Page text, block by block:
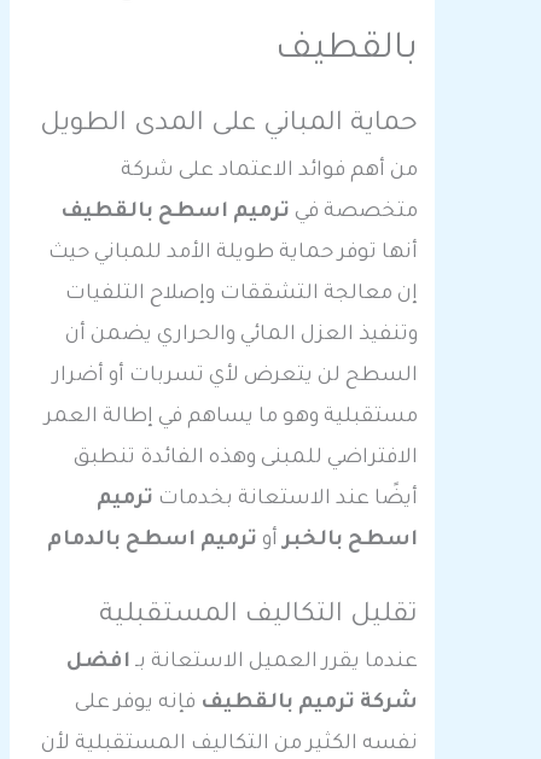
بالقطيف
حماية المباني على المدى الطويل
من أهم فوائد الاعتماد على شركة
متخصصة فيترميم اسطح بالقطيف
أنها توفر حماية طويلة الأمد للمباني حيث
إن معالجة التشققات وإصلاح التلفيات
وتنفيذ العزل المائي والحراري يضمن أن
السطح لن يتعرض لأي تسربات أو أضرار
مستقبلية وهو ما يساهم في إطالة العمر
الافتراضي للمبنى وهذه الفائدة تنطبق
أيضًا عند الاستعانة بخدماتترميم
اسطح بالخبرأوترميم اسطح بالدمام
تقليل التكاليف المستقبلية
عندما يقرر العميل الاستعانة بـ افضل
شركة ترميم بالقطيففإنه يوفر على
نفسه الكثير من التكاليف المستقبلية لأن